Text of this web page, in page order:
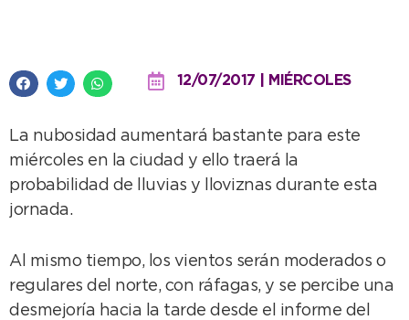
12/07/2017 | MIÉRCOLES
La nubosidad aumentará bastante para este
miércoles en la ciudad y ello traerá la
probabilidad de lluvias y lloviznas durante esta
jornada.
Al mismo tiempo, los vientos serán moderados o
regulares del norte, con ráfagas, y se percibe una
desmejoría hacia la tarde desde el informe del